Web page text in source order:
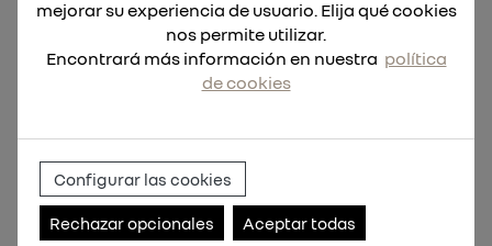
mejorar su experiencia de usuario. Elija qué cookies
nos permite utilizar.
Encontrará más información en nuestra política
de cookies
Configurar las cookies
Rechazar opcionales Aceptar todas